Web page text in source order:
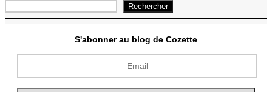
Rechercher
S'abonner au blog de Cozette